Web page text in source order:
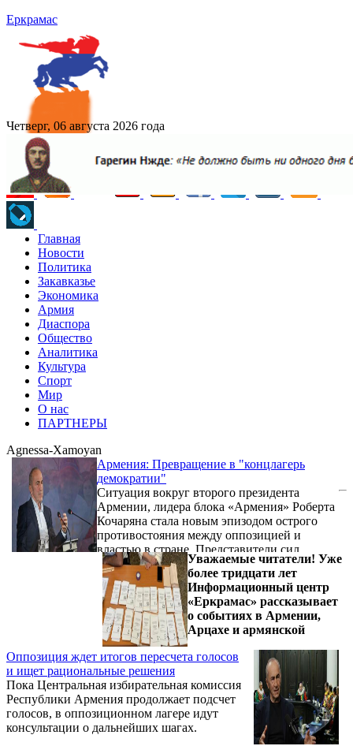
Еркрамас
Четверг, 06 августа 2026 года
Главная
Новости
Политика
Закавказье
Экономика
Армия
Диаспора
Общество
Аналитика
Культура
Спорт
Мир
О нас
ПАРТНЕРЫ
Agnessa-Xamoyan
Армения: Превращение в "концлагерь
демократии"
Ситуация вокруг второго президента
Армении, лидера блока «Армения» Роберта
Кочаряна стала новым эпизодом острого
противостояния между оппозицией и
властью в стране. Представители сил
правопорядка в аэропорту «Звартноц» не
позволили Кочаряну покинуть Армению,
несмотря на заранее распространенное
сообщение о его трехдневной частной
поездке. В оппозиции этот шаг расценили
как незаконный запрет, политическое
давление и попытку представить личный
визит как «побег».
Оппозиция ждет итогов пересчета голосов
и ищет рациональные решения
Пока Центральная избирательная комиссия
Республики Армения продолжает подсчет
голосов, в оппозиционном лагере идут
консультации о дальнейших шагах.
Уважаемые читатели! Уже
более тридцати лет
Информационный центр
«Еркрамас» рассказывает
о событиях в Армении,
Арцахе и армянской